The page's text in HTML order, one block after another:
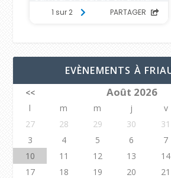
EVÈNEMENTS À
<< Août 2026
l
m m j v
27
28 29 30 31
3
4 5 6 7
10
11 12 13 14
17
18 19 20 21